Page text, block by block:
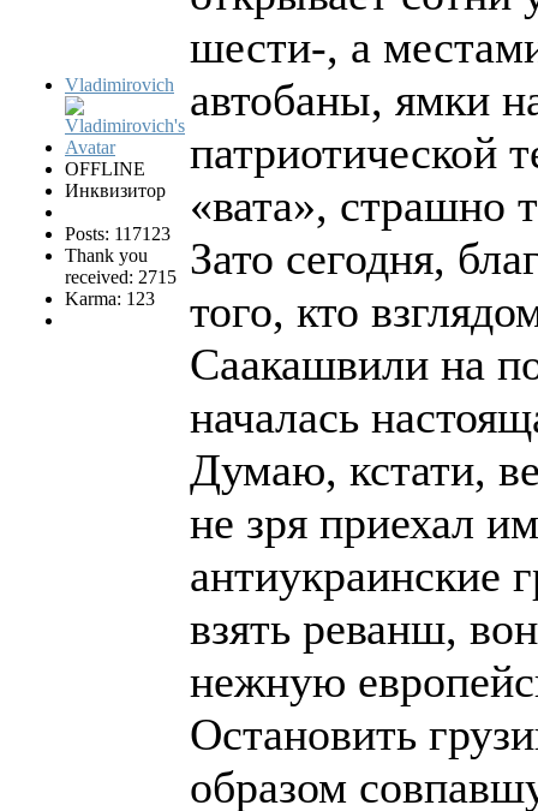
Vladimirovich
OFFLINE
Инквизитор
Posts: 117123
Thank you
received: 2715
Karma: 123
шести-, а
автобаны, ямки
патриотической
«вата», страшно
Зато сегодня,
того, кто
Саакашвили на
началась
Думаю, кстати,
не зря приехал
антиукраинские
взять реванш,
нежную
Остановить
образом